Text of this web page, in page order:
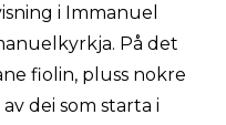
i Immanuel
På det
fiolin, pluss nokre
dei som starta i